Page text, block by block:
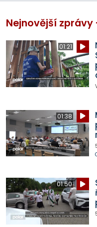
Nejnovější zprávy
01:21
01:38
01:50